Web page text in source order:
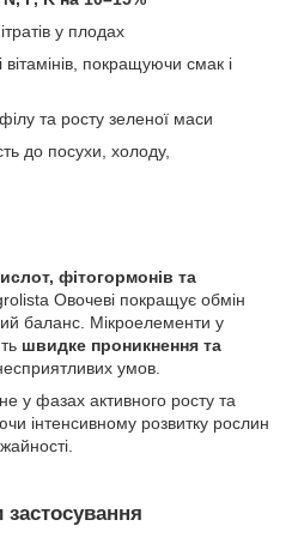
у плодах
вітамінів, покращуючи смак і
та росту зеленої маси
до посухи, холоду,
фітогормонів та
Овочеві покращує обмін
баланс. Мікроелементи у
швидке проникнення та
умов.
у фазах активного росту та
інтенсивному розвитку рослин